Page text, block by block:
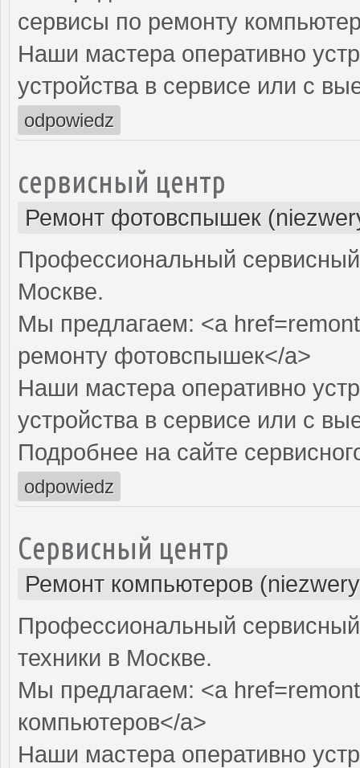
сервисы по ремонту
Наши мастера оперативно
устройства в сервисе или с
odpowiedz
сервисный центр
Ремонт фотовспышек
Профессиональный
Москве.
Мы предлагаем: <a
ремонту фотовспышек</a>
Наши мастера оперативно
устройства в сервисе или с
Подробнее на сайте
odpowiedz
Сервисный центр
Ремонт компьютеров
Профессиональный
техники в Москве.
Мы предлагаем: <a
компьютеров</a>
Наши мастера оперативно